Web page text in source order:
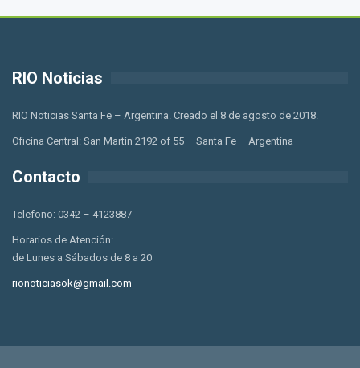
RIO Noticias
RIO Noticias Santa Fe – Argentina. Creado el 8 de agosto de 2018.
Oficina Central: San Martin 2192 of 55 – Santa Fe – Argentina
Contacto
Telefono: 0342 – 4123887
Horarios de Atención:
de Lunes a Sábados de 8 a 20
rionoticiasok@gmail.com